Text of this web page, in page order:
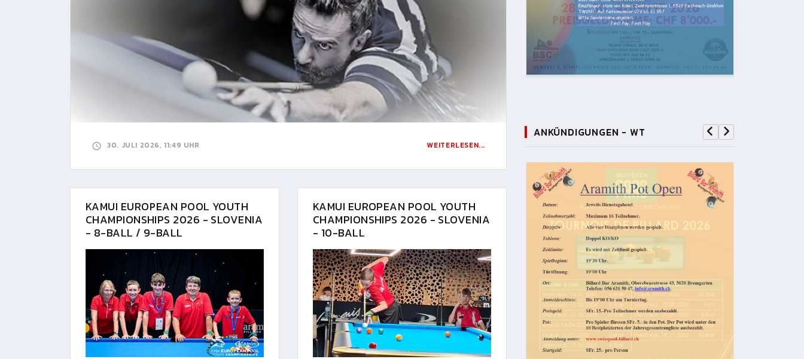
30. JULI 2026, 11:49 UHR WEITERLESEN...
KAMUI EUROPEAN POOL YOUTH
CHAMPIONSHIPS 2026 - SLOVENIA
- 8-BALL / 9-BALL
KAMUI EUROPEAN POOL YOUTH
CHAMPIONSHIPS 2026 - SLOVENIA
- 10-BALL
ANKÜNDIGUNGEN - WT